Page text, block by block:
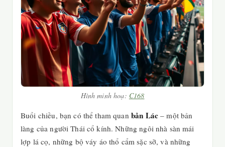
Hình minh hoạ: C168
Buổi chiều, bạn có thể tham quan bản Lác – một bản
làng của người Thái cổ kính. Những ngôi nhà sàn mái
lợp lá cọ, những bộ váy áo thổ cẩm sặc sỡ, và những